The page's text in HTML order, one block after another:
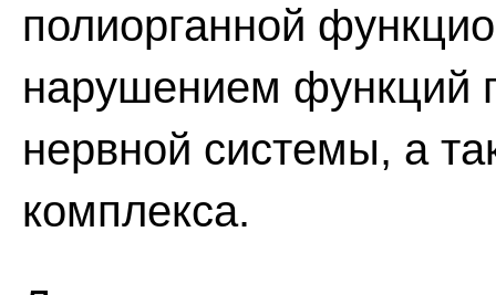
полиорганной
нарушением функций
нервной системы, а
комплекса.